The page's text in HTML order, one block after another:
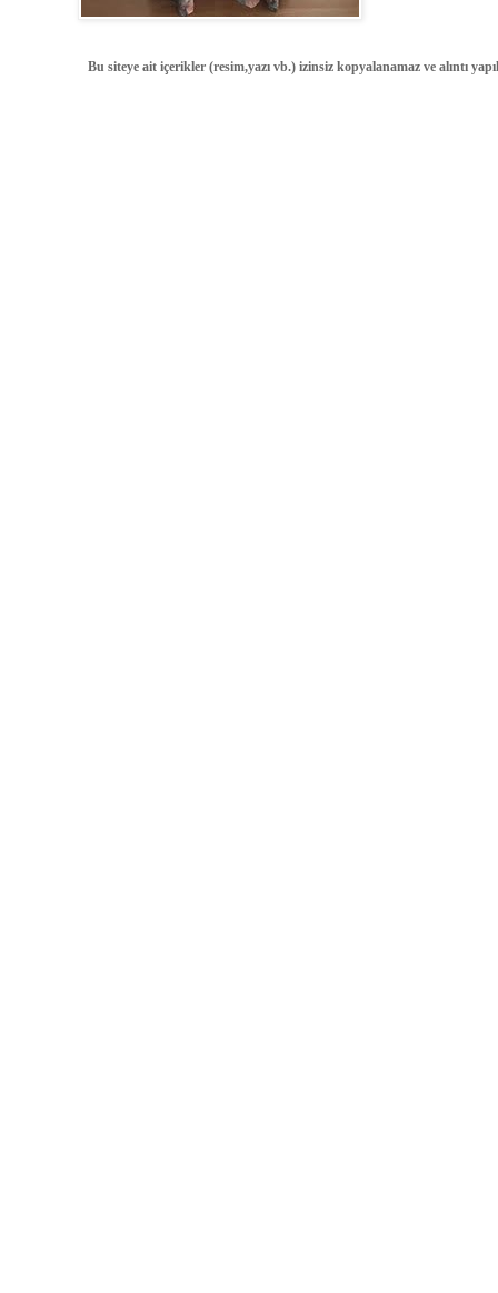
Bu siteye ait içerikler (resim,yazı vb.) izinsiz kopyalanamaz ve alıntı